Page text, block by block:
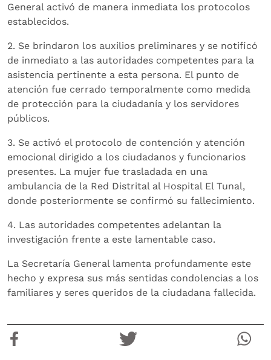
General activó de manera inmediata los protocolos
establecidos.
2. Se brindaron los auxilios preliminares y se notificó
de inmediato a las autoridades competentes para la
asistencia pertinente a esta persona. El punto de
atención fue cerrado temporalmente como medida
de protección para la ciudadanía y los servidores
públicos.
3. Se activó el protocolo de contención y atención
emocional dirigido a los ciudadanos y funcionarios
presentes. La mujer fue trasladada en una
ambulancia de la Red Distrital al Hospital El Tunal,
donde posteriormente se confirmó su fallecimiento.
4. Las autoridades competentes adelantan la
investigación frente a este lamentable caso.
La Secretaría General lamenta profundamente este
hecho y expresa sus más sentidas condolencias a los
familiares y seres queridos de la ciudadana fallecida.